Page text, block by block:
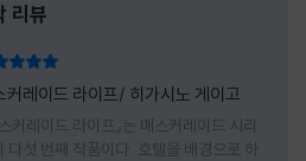
리뷰
커레이드 라이프/ 히가시노 게이고
스커레이드 라이프』는 매스커레이드 시리
번째 작품이다. 호텔을 배경으로 하